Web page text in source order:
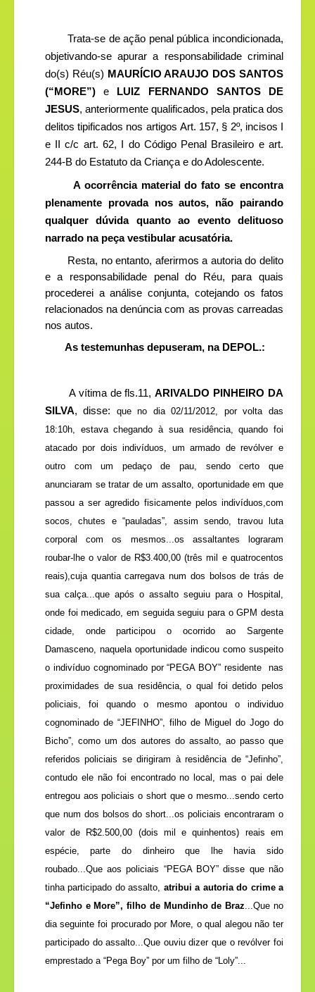
Trata-se de ação penal pública incondicionada,
objetivando-se apurar a responsabilidade criminal
do(s) Réu(s) MAURÍCIO ARAUJO DOS SANTOS
(“MORE”)e LUIZ FERNANDO SANTOS DE
JESUS, anteriormente qualificados, pela pratica dos
delitos tipificados nos artigos Art. 157, § 2º, incisos I
e II c/c art. 62, I do Código Penal Brasileiro e art.
244-B do Estatuto da Criança e do Adolescente.
A ocorrência material do fato se encontra
plenamente provada nos autos, não pairando
qualquer dúvida quanto ao evento delituoso
narrado na peça vestibular acusatória.
Resta, no entanto, aferirmos a autoria do delito
e a responsabilidade penal do Réu, para quais
procederei a análise conjunta, cotejando os fatos
relacionados na denúncia com as provas carreadas
nos autos.
As testemunhas depuseram, na DEPOL.:
A vítima de fls.11,ARIVALDO PINHEIRO DA
SILVA, disse: que no dia 02/11/2012, por volta das
18:10h, estava chegando à sua residência, quando foi
atacado por dois indivíduos, um armado de revólver e
outro com um pedaço de pau, sendo certo que
anunciaram se tratar de um assalto, oportunidade em que
passou a ser agredido fisicamente pelos indivíduos,com
socos, chutes e “pauladas”, assim sendo, travou luta
corporal com os mesmos...os assaltantes lograram
roubar-lhe o valor de R$3.400,00 (três mil e quatrocentos
reais),cuja quantia carregava num dos bolsos de trás de
sua calça...que após o assalto seguiu para o Hospital,
onde foi medicado, em seguida seguiu para o GPM desta
cidade, onde participou o ocorrido ao Sargente
Damasceno, naquela oportunidade indicou como suspeito
o indivíduo cognominado por “PEGA BOY” residente
nas
proximidades de sua residência, o qual foi detido pelos
policiais, foi quando o mesmo apontou o individuo
cognominado de “JEFINHO”, filho de Miguel do Jogo do
Bicho”, como um dos autores do assalto, ao passo que
referidos policiais se dirigiram à residência de “Jefinho”,
contudo ele não foi encontrado no local, mas o pai dele
entregou aos policiais o short que o mesmo...sendo certo
que num dos bolsos do short...os policiais encontraram o
valor de R$2.500,00 (dois mil e quinhentos) reais em
espécie, parte do dinheiro que lhe havia sido
roubado...Que aos policiais “PEGA BOY” disse que não
tinha participado do assalto, atribui a autoria do crime a
“Jefinho e More”, filho de Mundinho de Braz...Que no
dia seguinte foi procurado por More, o qual alegou não ter
participado do assalto...Que ouviu dizer que o revólver foi
emprestado a “Pega Boy” por um filho de “Loly”...